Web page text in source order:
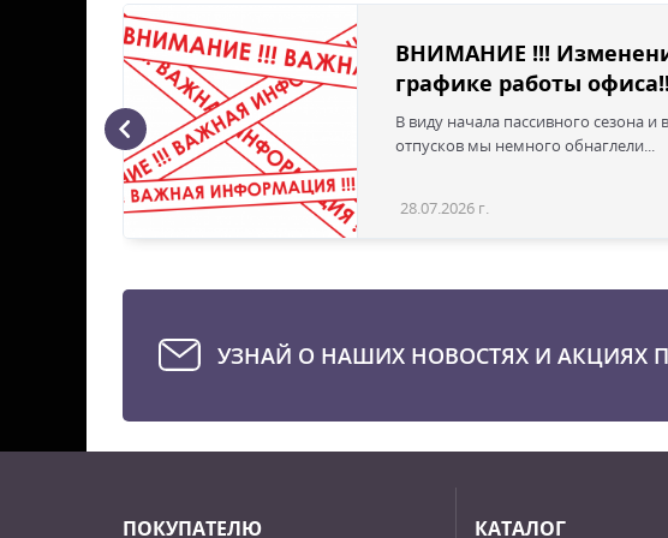
ВНИМАНИЕ !!!
графике работы
В виду начала пассивного сезона и
отпусков мы немного обнаглели...
28.07.2026 г.
УЗНАЙ О НАШИХ НОВОСТЯХ И АКЦИЯХ
ПОКУПАТЕЛЮ КАТАЛОГ